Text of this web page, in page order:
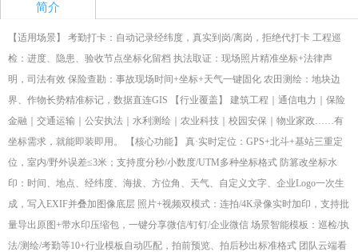
简介
【适用场景】 考勤打卡：自动记录经纬度，真实到岗/离岗，拒绝代打卡 工程巡
检：进度、隐患、验收节点坐标化留档 执法取证：现场照片精准坐标+法律声
明，司法有效 保险查勘：事故现场时间+坐标+天气一键固化 农田测绘：地块边
界、作物长势精准标记，数据直连GIS 【行业覆盖】 建筑工程｜通信电力｜保险
金融｜交通运输｜公安执法｜水利测绘｜农业科技｜校园安保｜物业家政……有
坐标需求，就能即装即用。 【核心功能】 真·实时定位：GPS+北斗+基站三重定
位，室内/野外误差≤3米；支持度分秒/小数度/UTM多种坐标格式 防篡改坐标水
印：时间、地点、经纬度、海拔、方位角、天气、自定义文字、企业Logo一次生
成，写入EXIF并叠加图像底层 照片+视频双模式：连拍/4K录像实时加印，支持批
量导出原图+带水印压缩包，一键分享微信/钉钉/企业微信 场景智能模板：巡检/执
法/测绘/考勤等10+行业模板自动匹配，拍前预览、拍后秒出标准格式 团队云端看